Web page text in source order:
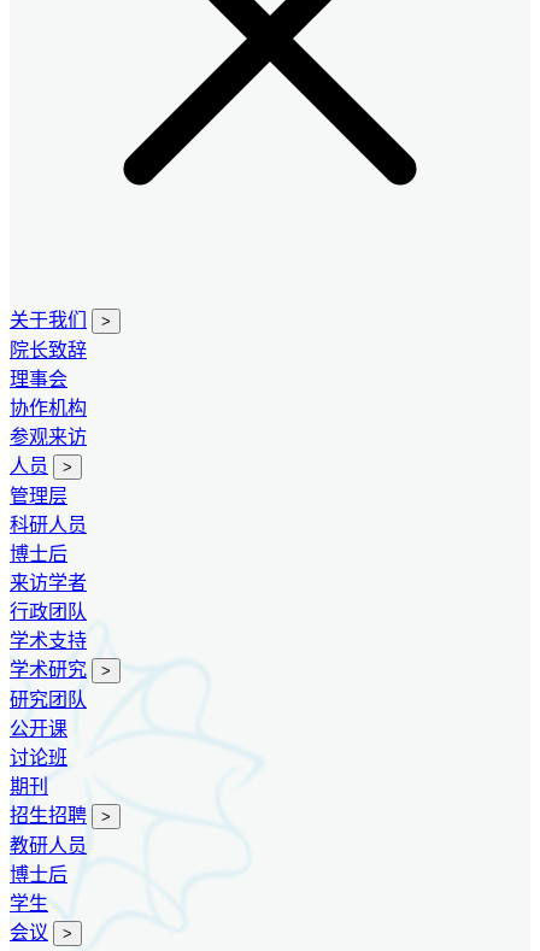
关于我们 >
院长致辞
理事会
协作机构
参观来访
人员
>
管理层
科研人员
博士后
来访学者
行政团队
学术支持
学术研究
>
研究团队
公开课
讨论班
期刊
招生招聘
>
教研人员
博士后
学生
会议
>